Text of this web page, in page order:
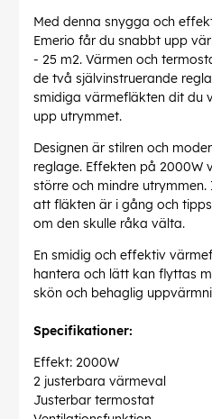
Med denna snygga och
Emerio får du snabbt upp
- 25 m2. Värmen och
de två självinstruerande
smidiga värmefläkten dit du
upp utrymmet.
Designen är stilren och
reglage. Effekten på 2000W
större och mindre
att fläkten är i gång och
om den skulle råka välta.
En smidig och effektiv
hantera och lätt kan flyttas
skön och behaglig
Specifikationer:
Effekt: 2000W
2 justerbara värmeval
Justerbar termostat